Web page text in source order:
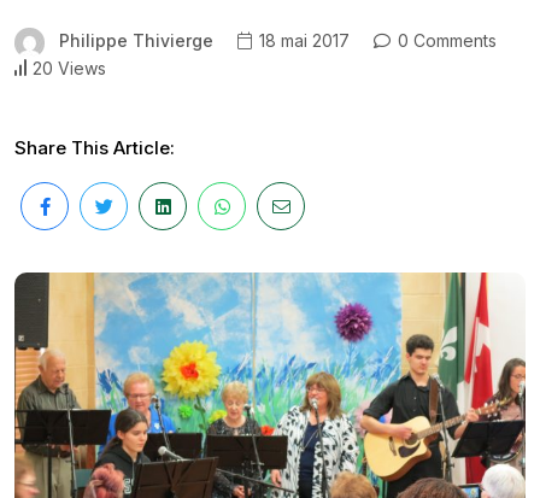
Philippe Thivierge 18 mai 2017
0 Comments
20 Views
Share This Article: